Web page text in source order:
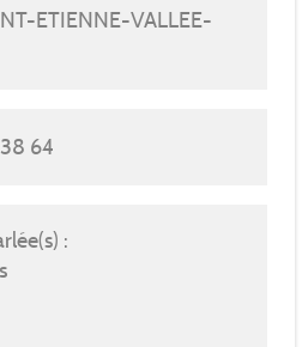
ETIENNE-VALLEE-
64
: